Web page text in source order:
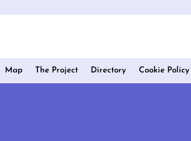
Map The Project Directory Cookie